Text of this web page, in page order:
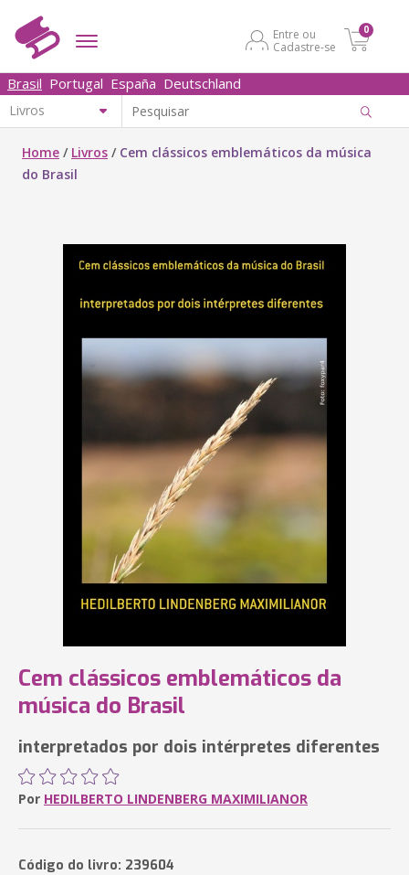
Entre ou
Cadastre-se
0
Brasil Portugal España Deutschland
Home / Livros / Cem clássicos emblemáticos da música
do Brasil
Cem clássicos emblemáticos da
música do Brasil
interpretados por dois intérpretes diferentes
Por HEDILBERTO LINDENBERG MAXIMILIANOR
Código do livro: 239604